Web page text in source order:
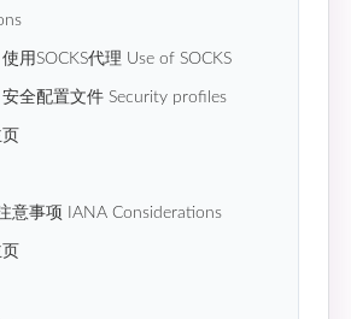
用SOCKS代理 Use of SOCKS
全配置文件 Security profiles
意事项 IANA Considerations